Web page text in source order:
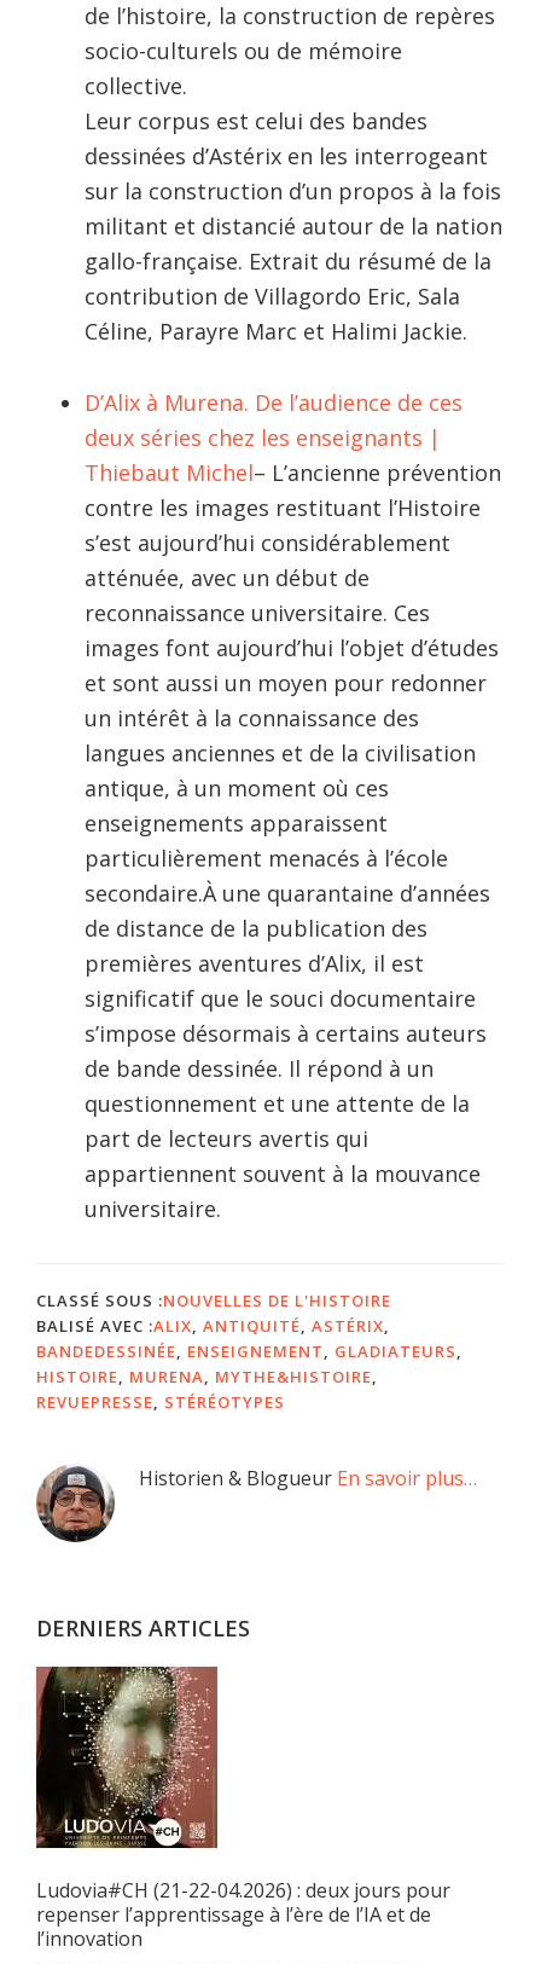
de l’histoire, la construction de repères
socio-culturels ou de mémoire
collective.
Leur corpus est celui des bandes
dessinées d’Astérix en les interrogeant
sur la construction d’un propos à la fois
militant et distancié autour de la nation
gallo-française. Extrait du résumé de la
contribution de Villagordo Eric, Sala
Céline, Parayre Marc et Halimi Jackie.
D’Alix à Murena. De l’audience de ces
deux séries chez les enseignants |
Thiebaut Michel– L’ancienne prévention
contre les images restituant l’Histoire
s’est aujourd’hui considérablement
atténuée, avec un début de
reconnaissance universitaire. Ces
images font aujourd’hui l’objet d’études
et sont aussi un moyen pour redonner
un intérêt à la connaissance des
langues anciennes et de la civilisation
antique, à un moment où ces
enseignements apparaissent
particulièrement menacés à l’école
secondaire.À une quarantaine d’années
de distance de la publication des
premières aventures d’Alix, il est
significatif que le souci documentaire
s’impose désormais à certains auteurs
de bande dessinée. Il répond à un
questionnement et une attente de la
part de lecteurs avertis qui
appartiennent souvent à la mouvance
universitaire.
CLASSÉ SOUS :NOUVELLES DE L'HISTOIRE
BALISÉ AVEC :ALIX ANTIQUITÉ ASTÉRIX
BANDEDESSINÉE
ENSEIGNEMENT GLADIATEURS
HISTOIRE
MURENA MYTHE&HISTOIRE
REVUEPRESSE
STÉRÉOTYPES
Barre
latérale
Historien & Blogueur En savoir plus…
DERNIERS ARTICLES
Ludovia#CH (21-22-04.2026) : deux jours pour
repenser l’apprentissage à l’ère de l’IA et de
l’innovation